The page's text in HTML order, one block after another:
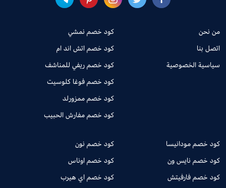
من نحن
اتصل بنا
سياسية الخصوصية
كود خصم نمشي
كود خصم اتش اند ام
كود خصم ريفي للمناشف
كود خصم فوغا كلوسيت
كود خصم ممزورلد
كود خصم مفارش الحبيب
كود خصم مودانيسا
كود خصم نايس ون
كود خصم فارفيتش
كود خصم نون
كود خصم اوناس
كود خصم اي هيرب